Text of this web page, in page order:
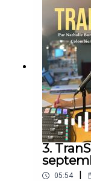
CFC, ses
players de
portuaires
3.
05:54